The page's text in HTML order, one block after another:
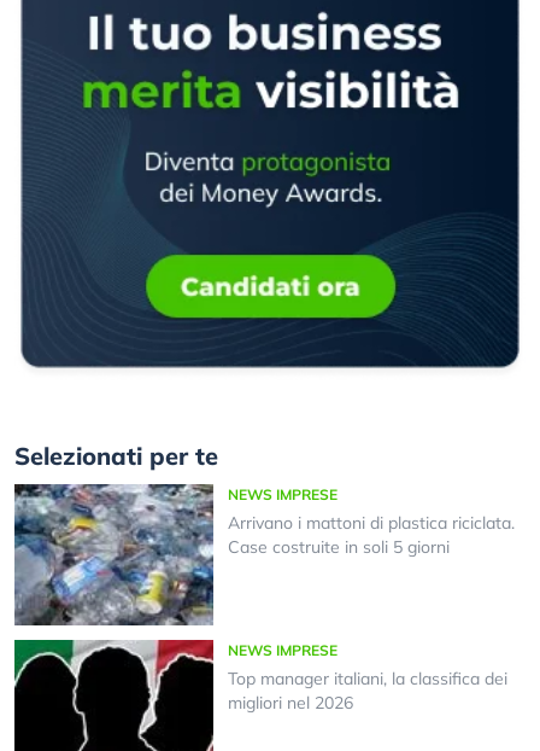
Selezionati per te
NEWS IMPRESE
Arrivano i mattoni di plastica riciclata.
Case costruite in soli 5 giorni
NEWS IMPRESE
Top manager italiani, la classifica dei
migliori nel 2026